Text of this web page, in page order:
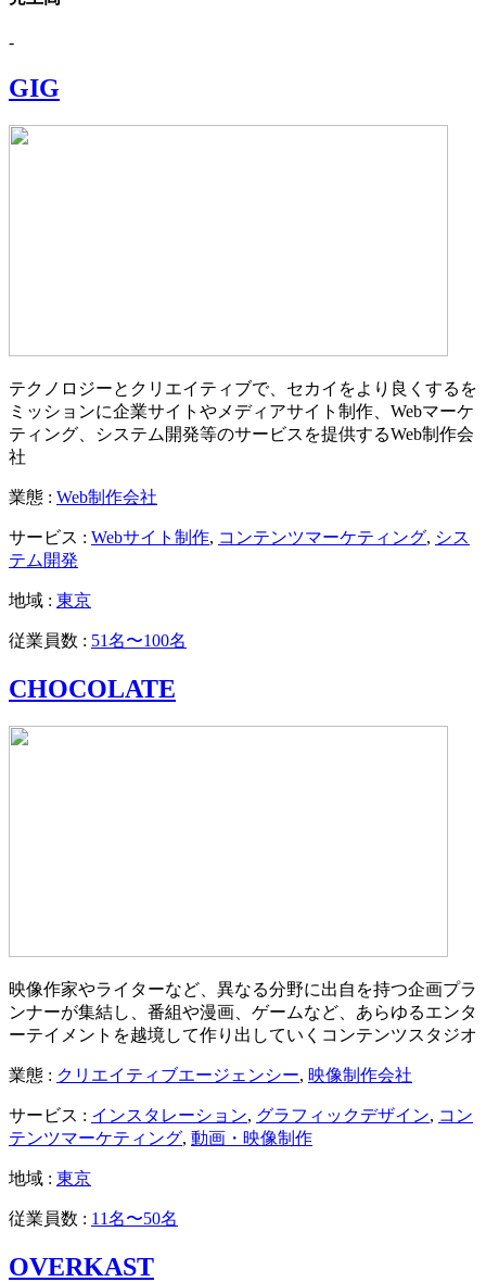
-
GIG
テクノロジーとクリエイティブで、セカイをより良くするを
ミッションに企業サイトやメディアサイト制作、Webマーケ
ティング、システム開発等のサービスを提供するWeb制作会
社
業態 : Web制作会社
サービス : Webサイト制作, コンテンツマーケティング, シス
テム開発
地域 : 東京
従業員数 : 51名〜100名
CHOCOLATE
映像作家やライターなど、異なる分野に出自を持つ企画プラ
ンナーが集結し、番組や漫画、ゲームなど、あらゆるエンタ
ーテイメントを越境して作り出していくコンテンツスタジオ
業態 : クリエイティブエージェンシー, 映像制作会社
サービス : インスタレーション, グラフィックデザイン, コン
テンツマーケティング, 動画・映像制作
地域 : 東京
従業員数 : 11名〜50名
OVERKAST